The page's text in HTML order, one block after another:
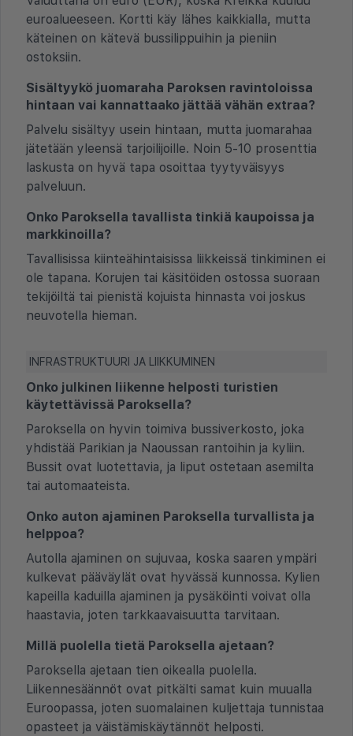
euroalueeseen. Kortti käy lähes kaikkialla, mutta
käteinen on kätevä bussilippuihin ja pieniin
ostoksiin.
Sisältyykö juomaraha Paroksen ravintoloissa
hintaan vai kannattaako jättää vähän extraa?
Palvelu sisältyy usein hintaan, mutta juomarahaa
jätetään yleensä tarjoilijoille. Noin 5-10 prosenttia
laskusta on hyvä tapa osoittaa tyytyväisyys
palveluun.
Onko Paroksella tavallista tinkiä kaupoissa ja
markkinoilla?
Tavallisissa kiinteähintaisissa liikkeissä tinkiminen ei
ole tapana. Korujen tai käsitöiden ostossa suoraan
tekijöiltä tai pienistä kojuista hinnasta voi joskus
neuvotella hieman.
INFRASTRUKTUURI JA LIIKKUMINEN
Onko julkinen liikenne helposti turistien
käytettävissä Paroksella?
Paroksella on hyvin toimiva bussiverkosto, joka
yhdistää Parikian ja Naoussan rantoihin ja kyliin.
Bussit ovat luotettavia, ja liput ostetaan asemilta
tai automaateista.
Onko auton ajaminen Paroksella turvallista ja
helppoa?
Autolla ajaminen on sujuvaa, koska saaren ympäri
kulkevat pääväylät ovat hyvässä kunnossa. Kylien
kapeilla kaduilla ajaminen ja pysäköinti voivat olla
haastavia, joten tarkkaavaisuutta tarvitaan.
Millä puolella tietä Paroksella ajetaan?
Paroksella ajetaan tien oikealla puolella.
Liikennesäännöt ovat pitkälti samat kuin muualla
Euroopassa, joten suomalainen kuljettaja tunnistaa
opasteet ja väistämiskäytännöt helposti.